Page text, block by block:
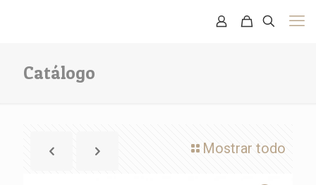
Catálogo
Mostrar todo